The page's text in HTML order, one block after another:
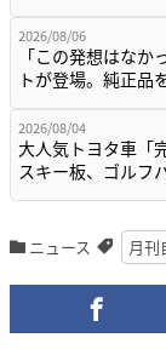
2026/08/06
「この発想はな
トが登場。純正
2026/08/04
大人気トヨタ車「
スキー板、ゴルフ
ニュース 月刊